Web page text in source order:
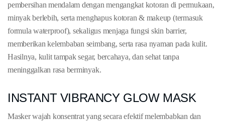
pembersihan mendalam dengan mengangkat kotoran di permukaan,
minyak berlebih, serta menghapus kotoran & makeup (termasuk
formula waterproof), sekaligus menjaga fungsi skin barrier,
memberikan kelembaban seimbang, serta rasa nyaman pada kulit.
Hasilnya, kulit tampak segar, bercahaya, dan sehat tanpa
meninggalkan rasa berminyak.
INSTANT VIBRANCY GLOW MASK
Masker wajah konsentrat yang secara efektif melembabkan dan